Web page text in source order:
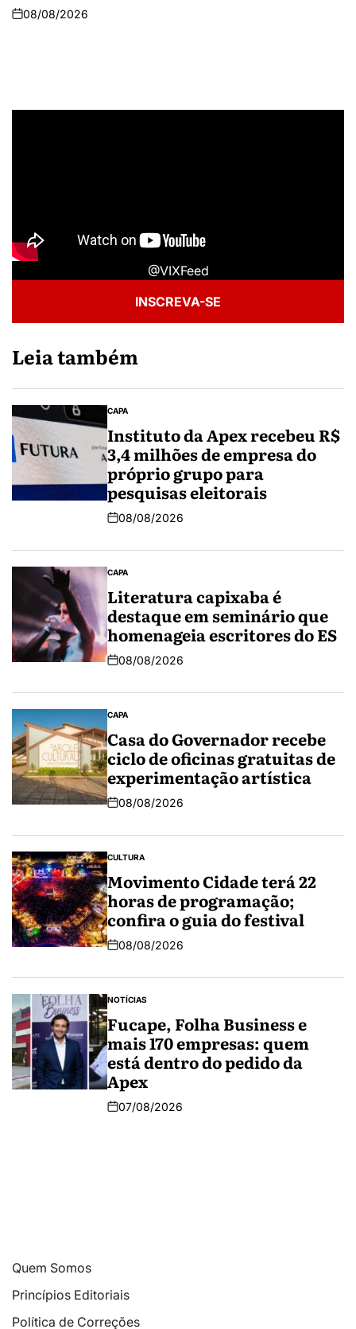
08/08/2026
@VIXFeed
INSCREVA-SE
Leia também
CAPA
Instituto da Apex recebeu R$
3,4 milhões de empresa do
próprio grupo para
pesquisas eleitorais
08/08/2026
CAPA
Literatura capixaba é
destaque em seminário que
homenageia escritores do ES
08/08/2026
CAPA
Casa do Governador recebe
ciclo de oficinas gratuitas de
experimentação artística
08/08/2026
CULTURA
Movimento Cidade terá 22
horas de programação;
confira o guia do festival
08/08/2026
NOTÍCIAS
Fucape, Folha Business e
mais 170 empresas: quem
está dentro do pedido da
Apex
07/08/2026
Quem Somos
Princípios Editoriais
Política de Correções